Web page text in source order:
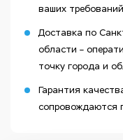
ваших
Доставка по
области –
точку города и
Гарантия
сопровождаются